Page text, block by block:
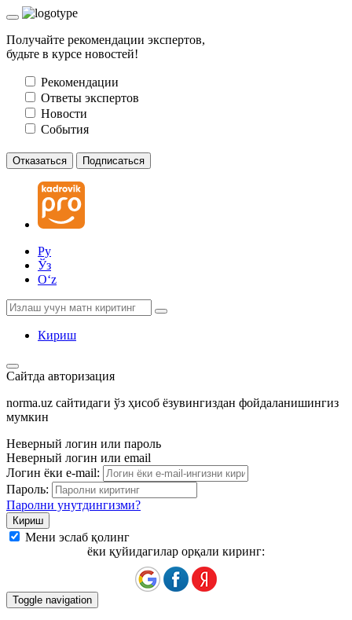
Получайте рекомендации экспертов,
будьте в курсе новостей!
Рекомендации
Ответы экспертов
Новости
События
Отказаться Подписаться
Ру
Ўз
Oʻz
Кириш
Сайтда авторизация
norma.uz сайтидаги ўз ҳисоб ёзувингиздан фойдаланишингиз
мумкин
Неверный логин или пароль
Неверный логин или email
Логин ёки e-mail:
Пароль:
Паролни унутдингизми?
Мени эслаб қолинг
ёки қуйидагилар орқали киринг:
Toggle navigation